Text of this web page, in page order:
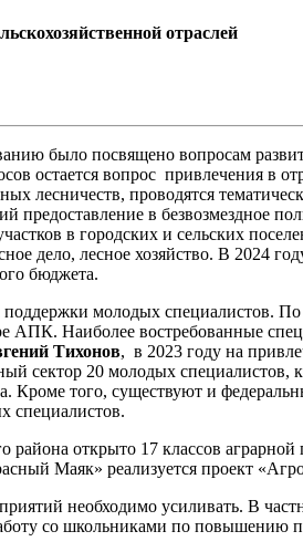
отраслей
было посвящено вопросам
остается вопрос привлечения в
лесничеств, проводятся
в безвозмездное
в городских и сельских
дело, лесное хозяйство. В 2024
бюджета.
молодых специалистов.
АПК. Наиболее востребованные
Тихонов, в 2023 году на
сектор 20 молодых
того, существуют и
специалистов.
открыто 17 классов
Маяк» реализуется проект
необходимо усиливать. В
со школьниками по повышению